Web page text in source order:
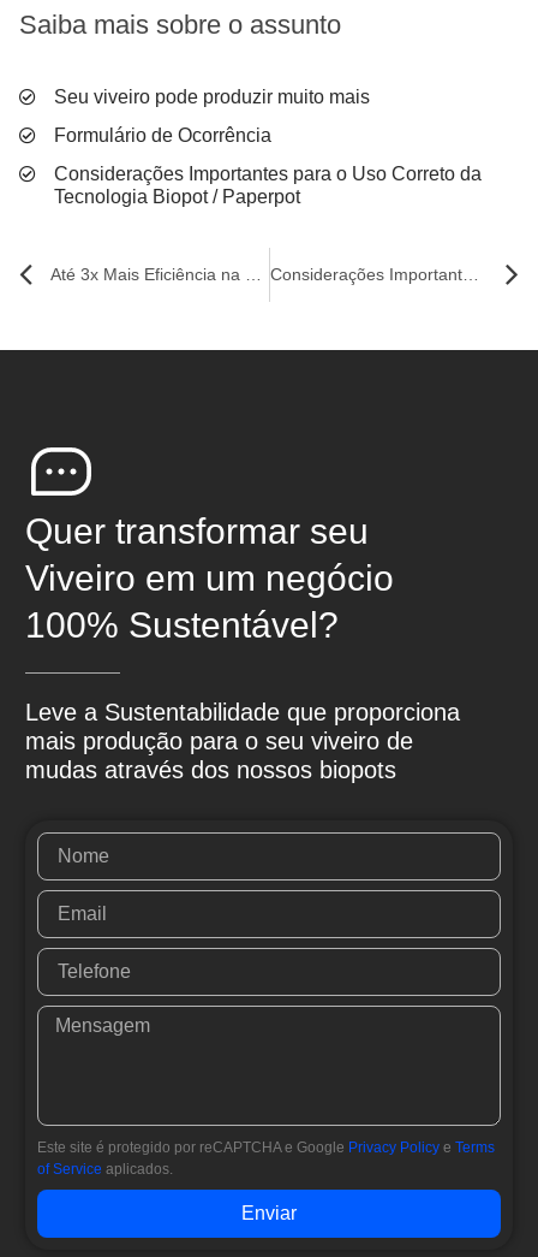
Saiba mais sobre o assunto
Seu viveiro pode produzir muito mais
Formulário de Ocorrência
Considerações Importantes para o Uso Correto da
Tecnologia Biopot / Paperpot
Considerações Importantes para o Uso Correto da Tecnologia Biopot / Paperpot
Quer transformar seu
Viveiro em um negócio
100% Sustentável?
Leve a Sustentabilidade que proporciona
mais produção para o seu viveiro de
mudas através dos nossos biopots
Este site é protegido por reCAPTCHA e Google Privacy Policy e Terms
of Service aplicados.
Enviar